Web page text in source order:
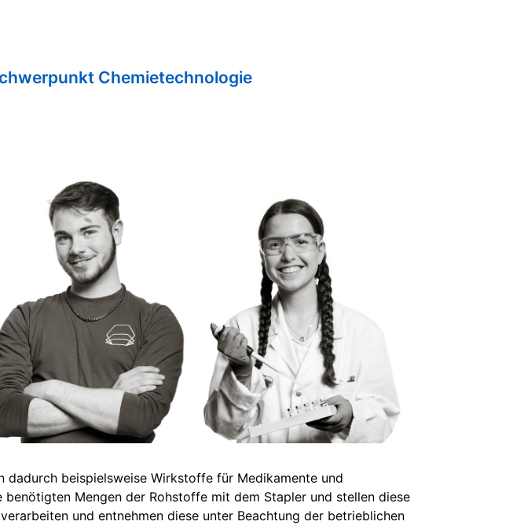
Chemietechnologie
dadurch beispielsweise Wirkstoffe für Medikamente und
Mengen der Rohstoffe mit dem Stapler und stellen diese
und entnehmen diese unter Beachtung der betrieblichen